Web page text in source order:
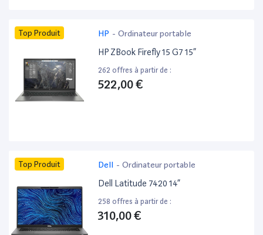
Top Produit HP - Ordinateur portable
HP ZBook Firefly 15 G7 15”
262 offres à partir de :
522,00 €
Top Produit Dell - Ordinateur portable
Dell Latitude 7420 14”
258 offres à partir de :
310,00 €